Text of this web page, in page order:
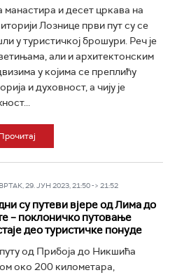
манастира и десет цркава на
Лознице први пут су се
у туристичкој брошури. Реч је
али и архитектонским
у којима се преплићу
и духовност, а чију је
29. ЈУН 2023, 21:50 -> 21:52
су путеви вјере од Лима до
– поклоничко путовање
део туристичке понуде
од Прибоја до Никшића
око 200 километара,